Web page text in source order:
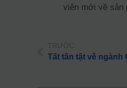
viên mới về sản